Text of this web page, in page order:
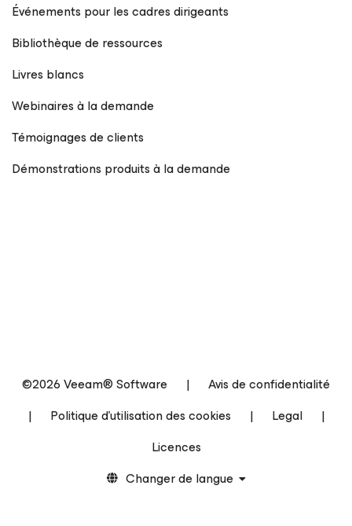
Événements pour les cadres dirigeants
Bibliothèque de ressources
Livres blancs
Webinaires à la demande
Témoignages de clients
Démonstrations produits à la demande
©2026 Veeam® Software |
Avis de confidentialité
|
Politique d’utilisation des cookies | Legal
|
Licences
Changer de langue